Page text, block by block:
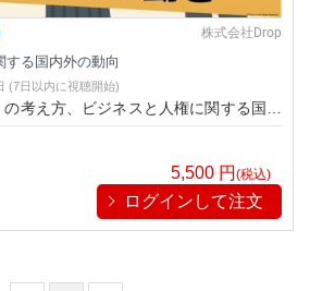
株式会社Drop
する国内外の動向
(7日以内に視聴開始)
考え方、ビジネスと人権に関する国内
動画です。
5,500 円(税込)
ログインして注文